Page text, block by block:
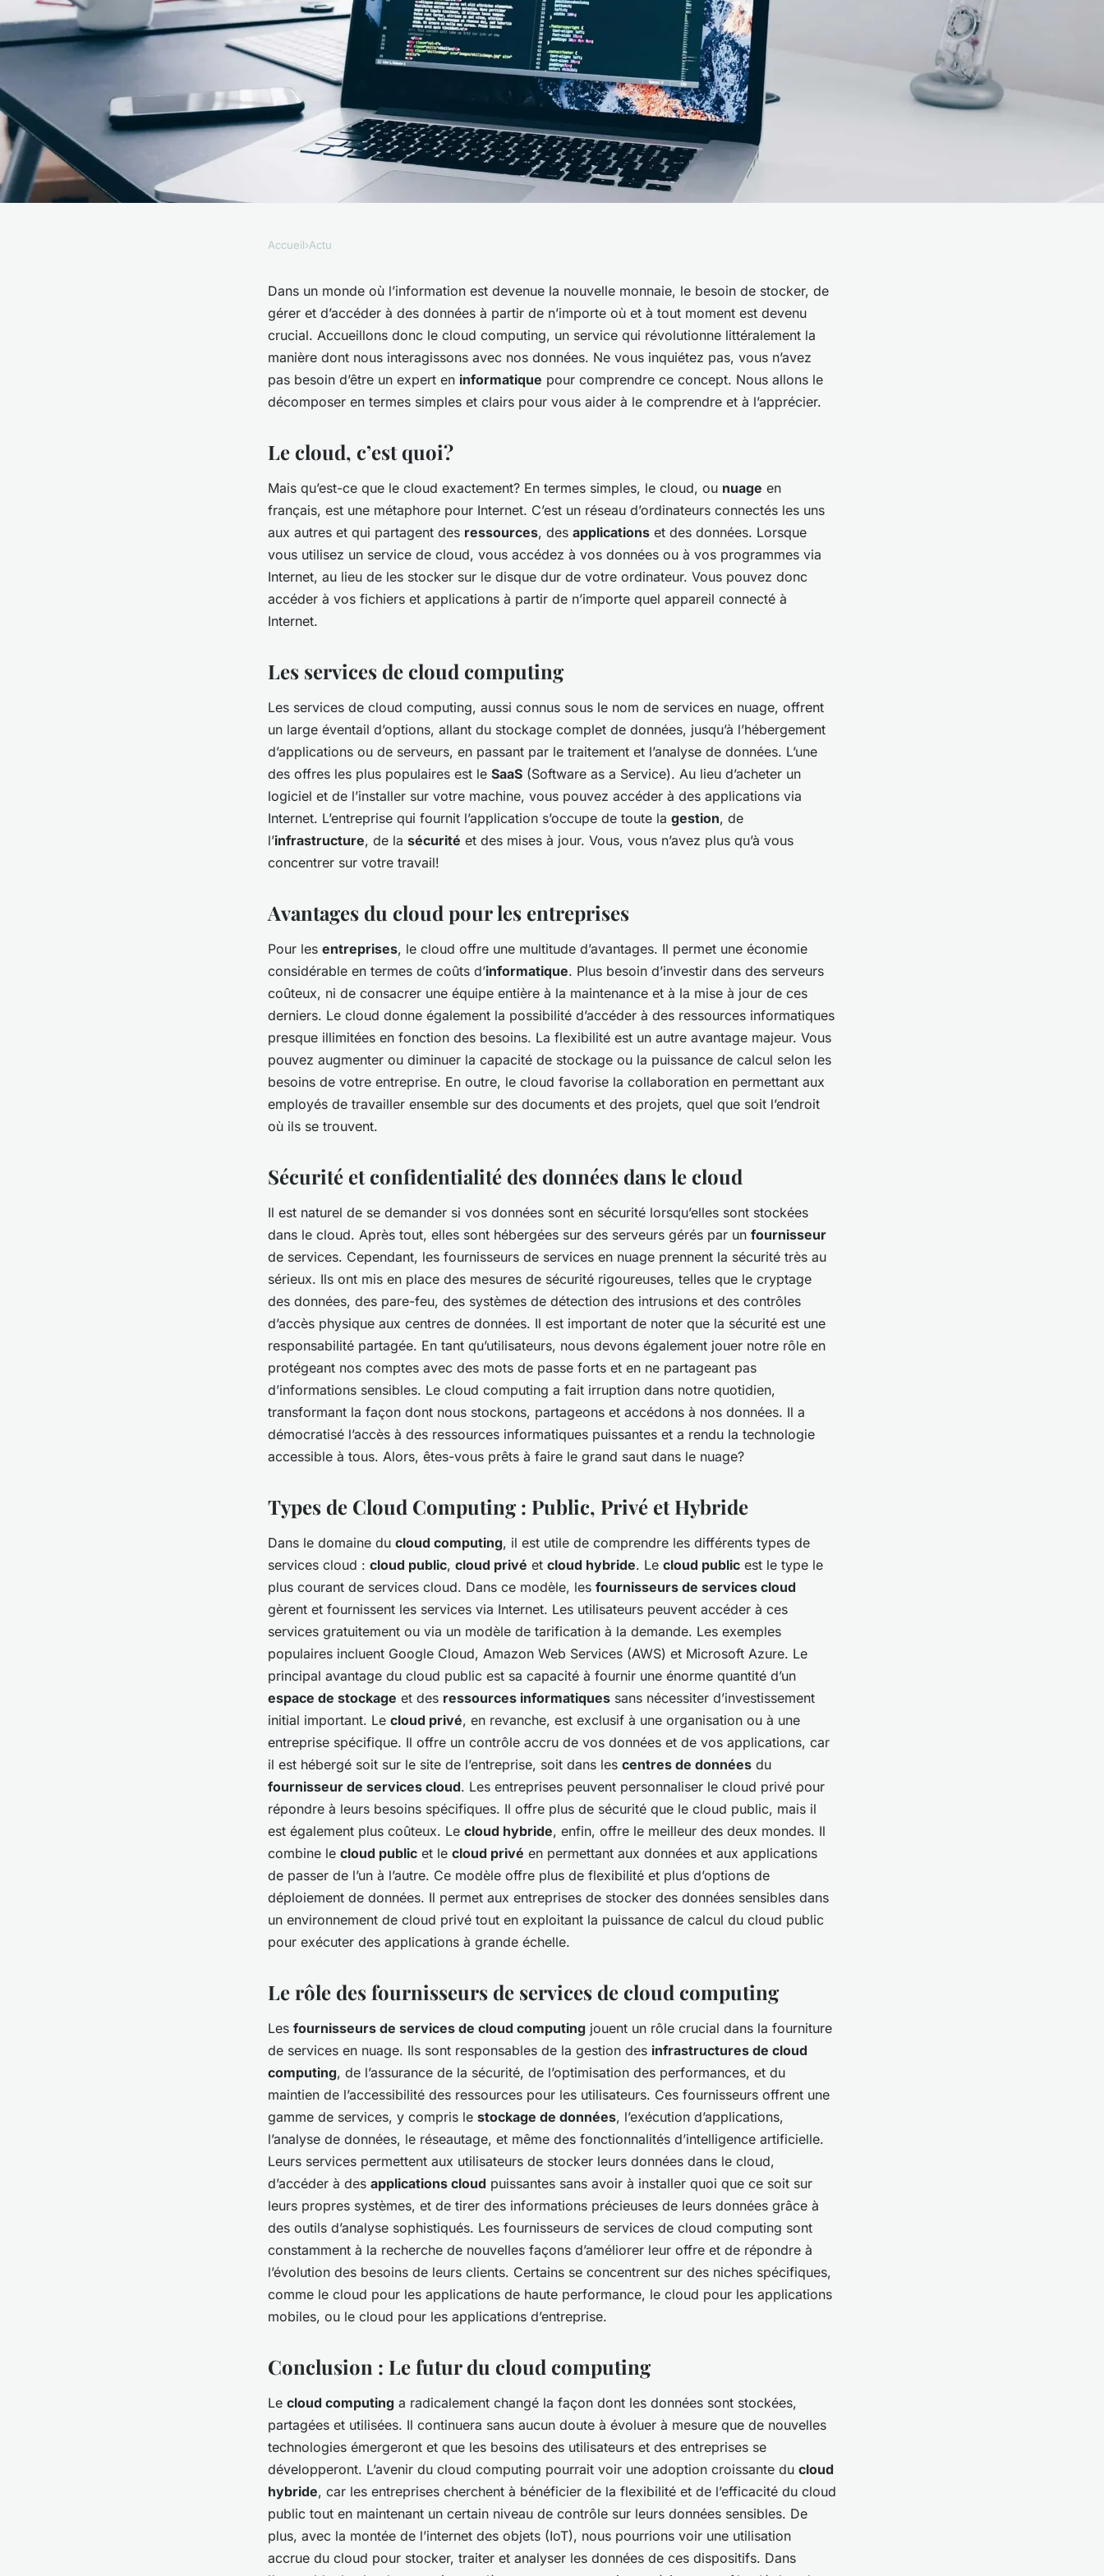
Introduction au cloud computing :
stockage de données en ligne.
Accueil›Actu
Dans un monde où l’information est devenue la nouvelle monnaie, le besoin de stocker, de
gérer et d’accéder à des données à partir de n’importe où et à tout moment est devenu
crucial. Accueillons donc le cloud computing, un service qui révolutionne littéralement la
manière dont nous interagissons avec nos données. Ne vous inquiétez pas, vous n’avez
pas besoin d’être un expert en informatique pour comprendre ce concept. Nous allons le
décomposer en termes simples et clairs pour vous aider à le comprendre et à l’apprécier.
Le cloud, c’est quoi?
Mais qu’est-ce que le cloud exactement? En termes simples, le cloud, ou nuage en
français, est une métaphore pour Internet. C’est un réseau d’ordinateurs connectés les uns
aux autres et qui partagent des ressources, des applications et des données. Lorsque
vous utilisez un service de cloud, vous accédez à vos données ou à vos programmes via
Internet, au lieu de les stocker sur le disque dur de votre ordinateur. Vous pouvez donc
accéder à vos fichiers et applications à partir de n’importe quel appareil connecté à
Internet.
Les services de cloud computing
Les services de cloud computing, aussi connus sous le nom de services en nuage, offrent
un large éventail d’options, allant du stockage complet de données, jusqu’à l’hébergement
d’applications ou de serveurs, en passant par le traitement et l’analyse de données. L’une
des offres les plus populaires est le SaaS (Software as a Service). Au lieu d’acheter un
logiciel et de l’installer sur votre machine, vous pouvez accéder à des applications via
Internet. L’entreprise qui fournit l’application s’occupe de toute la gestion, de
l’infrastructure, de la sécurité et des mises à jour. Vous, vous n’avez plus qu’à vous
concentrer sur votre travail!
Avantages du cloud pour les entreprises
Pour les entreprises, le cloud offre une multitude d’avantages. Il permet une économie
considérable en termes de coûts d’informatique. Plus besoin d’investir dans des serveurs
coûteux, ni de consacrer une équipe entière à la maintenance et à la mise à jour de ces
derniers. Le cloud donne également la possibilité d’accéder à des ressources informatiques
presque illimitées en fonction des besoins. La flexibilité est un autre avantage majeur. Vous
pouvez augmenter ou diminuer la capacité de stockage ou la puissance de calcul selon les
besoins de votre entreprise. En outre, le cloud favorise la collaboration en permettant aux
employés de travailler ensemble sur des documents et des projets, quel que soit l’endroit
où ils se trouvent.
Sécurité et confidentialité des données dans le cloud
Il est naturel de se demander si vos données sont en sécurité lorsqu’elles sont stockées
dans le cloud. Après tout, elles sont hébergées sur des serveurs gérés par un fournisseur
de services. Cependant, les fournisseurs de services en nuage prennent la sécurité très au
sérieux. Ils ont mis en place des mesures de sécurité rigoureuses, telles que le cryptage
des données, des pare-feu, des systèmes de détection des intrusions et des contrôles
d’accès physique aux centres de données. Il est important de noter que la sécurité est une
responsabilité partagée. En tant qu’utilisateurs, nous devons également jouer notre rôle en
protégeant nos comptes avec des mots de passe forts et en ne partageant pas
d’informations sensibles. Le cloud computing a fait irruption dans notre quotidien,
transformant la façon dont nous stockons, partageons et accédons à nos données. Il a
démocratisé l’accès à des ressources informatiques puissantes et a rendu la technologie
accessible à tous. Alors, êtes-vous prêts à faire le grand saut dans le nuage?
Types de Cloud Computing : Public, Privé et Hybride
Dans le domaine du cloud computing, il est utile de comprendre les différents types de
services cloud : cloud public, cloud privé et cloud hybride. Le cloud public est le type le
plus courant de services cloud. Dans ce modèle, les fournisseurs de services cloud
gèrent et fournissent les services via Internet. Les utilisateurs peuvent accéder à ces
services gratuitement ou via un modèle de tarification à la demande. Les exemples
populaires incluent Google Cloud, Amazon Web Services (AWS) et Microsoft Azure. Le
principal avantage du cloud public est sa capacité à fournir une énorme quantité d’un
espace de stockage et des ressources informatiques sans nécessiter d’investissement
initial important. Le cloud privé, en revanche, est exclusif à une organisation ou à une
entreprise spécifique. Il offre un contrôle accru de vos données et de vos applications, car
il est hébergé soit sur le site de l’entreprise, soit dans les centres de données du
fournisseur de services cloud. Les entreprises peuvent personnaliser le cloud privé pour
répondre à leurs besoins spécifiques. Il offre plus de sécurité que le cloud public, mais il
est également plus coûteux. Le cloud hybride, enfin, offre le meilleur des deux mondes. Il
combine le cloud public et le cloud privé en permettant aux données et aux applications
de passer de l’un à l’autre. Ce modèle offre plus de flexibilité et plus d’options de
déploiement de données. Il permet aux entreprises de stocker des données sensibles dans
un environnement de cloud privé tout en exploitant la puissance de calcul du cloud public
pour exécuter des applications à grande échelle.
Le rôle des fournisseurs de services de cloud computing
Les fournisseurs de services de cloud computing jouent un rôle crucial dans la fourniture
de services en nuage. Ils sont responsables de la gestion des infrastructures de cloud
computing, de l’assurance de la sécurité, de l’optimisation des performances, et du
maintien de l’accessibilité des ressources pour les utilisateurs. Ces fournisseurs offrent une
gamme de services, y compris le stockage de données, l’exécution d’applications,
l’analyse de données, le réseautage, et même des fonctionnalités d’intelligence artificielle.
Leurs services permettent aux utilisateurs de stocker leurs données dans le cloud,
d’accéder à des applications cloud puissantes sans avoir à installer quoi que ce soit sur
leurs propres systèmes, et de tirer des informations précieuses de leurs données grâce à
des outils d’analyse sophistiqués. Les fournisseurs de services de cloud computing sont
constamment à la recherche de nouvelles façons d’améliorer leur offre et de répondre à
l’évolution des besoins de leurs clients. Certains se concentrent sur des niches spécifiques,
comme le cloud pour les applications de haute performance, le cloud pour les applications
mobiles, ou le cloud pour les applications d’entreprise.
Conclusion : Le futur du cloud computing
Le cloud computing a radicalement changé la façon dont les données sont stockées,
partagées et utilisées. Il continuera sans aucun doute à évoluer à mesure que de nouvelles
technologies émergeront et que les besoins des utilisateurs et des entreprises se
développeront. L’avenir du cloud computing pourrait voir une adoption croissante du cloud
hybride, car les entreprises cherchent à bénéficier de la flexibilité et de l’efficacité du cloud
public tout en maintenant un certain niveau de contrôle sur leurs données sensibles. De
plus, avec la montée de l’internet des objets (IoT), nous pourrions voir une utilisation
accrue du cloud pour stocker, traiter et analyser les données de ces dispositifs. Dans